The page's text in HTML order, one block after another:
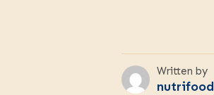
Written by
nutrifood